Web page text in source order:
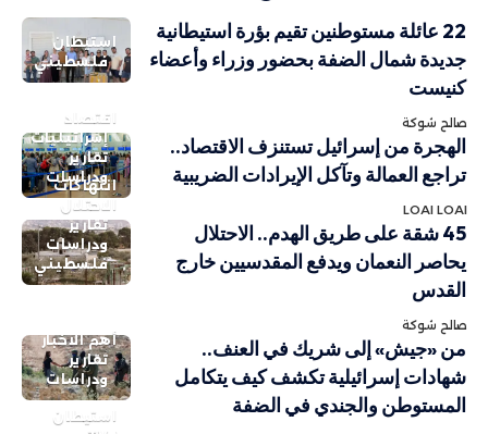
استيطان
فلسطيني
22 عائلة مستوطنين تقيم بؤرة استيطانية
جديدة شمال الضفة بحضور وزراء وأعضاء
كنيست
صالح شوكة
اقتصاد
إسرائيليات
تقارير
ودراسات
الهجرة من إسرائيل تستنزف الاقتصاد..
تراجع العمالة وتآكل الإيرادات الضريبية
LOAI LOAI
انتهاكات
الاحتلال
تقارير
ودراسات
فلسطيني
45 شقة على طريق الهدم.. الاحتلال
يحاصر النعمان ويدفع المقدسيين خارج
القدس
صالح شوكة
أهم الاخبار
تقارير
ودراسات
من «جيش» إلى شريك في العنف..
شهادات إسرائيلية تكشف كيف يتكامل
المستوطن والجندي في الضفة
استيطان